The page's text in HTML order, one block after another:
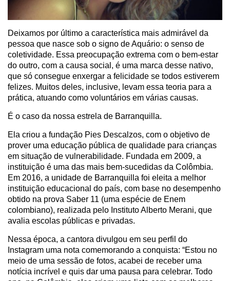
Deixamos por último a característica mais admirável da
pessoa que nasce sob o signo de Aquário: o senso de
coletividade. Essa preocupação extrema com o bem-estar
do outro, com a causa social, é uma marca desse nativo,
que só consegue enxergar a felicidade se todos estiverem
felizes. Muitos deles, inclusive, levam essa teoria para a
prática, atuando como voluntários em várias causas.
É o caso da nossa estrela de Barranquilla.
Ela criou a fundação Pies Descalzos, com o objetivo de
prover uma educação pública de qualidade para crianças
em situação de vulnerabilidade. Fundada em 2009, a
instituição é uma das mais bem-sucedidas da Colômbia.
Em 2016, a unidade de Barranquilla foi eleita a melhor
instituição educacional do país, com base no desempenho
obtido na prova Saber 11 (uma espécie de Enem
colombiano), realizada pelo Instituto Alberto Merani, que
avalia escolas públicas e privadas.
Nessa época, a cantora divulgou em seu perfil do
Instagram uma nota comemorando a conquista: “Estou no
meio de uma sessão de fotos, acabei de receber uma
notícia incrível e quis dar uma pausa para celebrar. Todo